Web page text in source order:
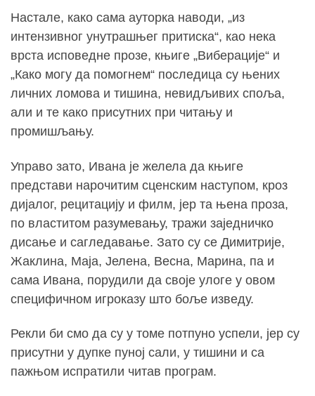
Настале, како сама ауторка наводи, „из
интензивног унутрашњег притиска“, као нека
врста исповедне прозе, књиге „Виберације“ и
„Како могу да помогнем“ последица су њених
личних ломова и тишина, невидљивих споља,
али и те како присутних при читању и
промишљању.
Управо зато, Ивана је желела да књиге
представи нарочитим сценским наступом, кроз
дијалог, рецитацију и филм, јер та њена проза,
по властитом разумевању, тражи заједничко
дисање и сагледавање. Зато су се Димитрије,
Жаклина, Маја, Јелена, Весна, Марина, па и
сама Ивана, порудили да своје улоге у овом
специфичном игроказу што боље изведу.
Рекли би смо да су у томе потпуно успели, јер су
присутни у дупке пуној сали, у тишини и са
пажњом испратили читав програм.